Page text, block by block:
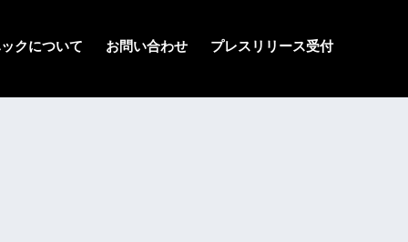
クについて お問い合わせ プレスリリース受付